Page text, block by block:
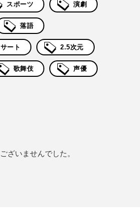
スポーツ 演劇
落語
ート 2.5次元
歌舞伎 声優
ざいませんでした。